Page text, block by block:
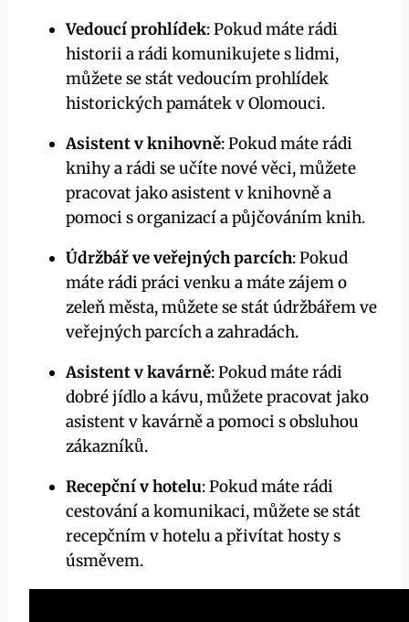
Vedoucí prohlídek: Pokud máte rádi
historii a rádi komunikujete s lidmi,
můžete se stát vedoucím prohlídek
historických památek v Olomouci.
Asistent v knihovně: Pokud máte rádi
knihy a rádi se učíte nové věci, můžete
pracovat jako asistent v knihovně a
pomoci s organizací a půjčováním knih.
Údržbář ve veřejných parcích: Pokud
máte rádi práci venku a máte zájem o
zeleň města, můžete se stát údržbářem ve
veřejných parcích a zahradách.
Asistent v kavárně: Pokud máte rádi
dobré jídlo a kávu, můžete pracovat jako
asistent v kavárně a pomoci s obsluhou
zákazníků.
Recepční v hotelu: Pokud máte rádi
cestování a komunikaci, můžete se stát
recepčním v hotelu a přivítat hosty s
úsměvem.